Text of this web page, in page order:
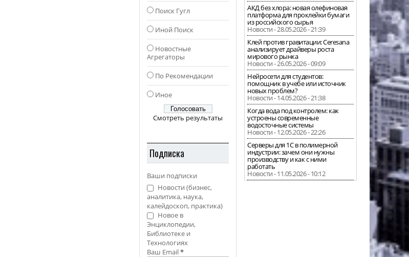
Поиск Гугл
Иной Поиск
Новостные
Агрегаторы
По Рекомендации
Иное
Смотреть результаты
Подписка
Ваши подписки
Новости (бизнес,
аналитика, наука,
калейдоскоп, практика)
Новое в
Энциклопедии,
Библиотеке и
Технологиях
Ваш Email*
АКД без хлора: новая олефиновая
платформа для проклейки бумаги
из российского сырья
Новости - 28.05.2026 - 21:39
Клей против гравитации: Ceresana
анализирует драйверы роста
мирового рынка
Новости - 26.05.2026 - 09:09
Нейросети для студентов:
помощник в учебе или источник
новых проблем?
Новости - 14.05.2026 - 21:38
Когда вода под контролем: как
устроены современные
водосточные системы
Новости - 12.05.2026 - 22:26
Серверы для 1С в полимерной
индустрии: зачем они нужны
производству и как с ними
работать
Новости - 11.05.2026 - 10:12